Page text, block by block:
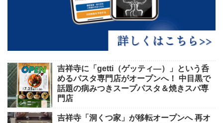
吉祥寺に「getti（ゲッティ―）」という呑
めるパスタ専門店がオープンへ！ 中目黒で
話題の病みつきスープパスタ＆焼きスパ専
門店
吉祥寺「洞くつ家」が移転オープンへ 再オ